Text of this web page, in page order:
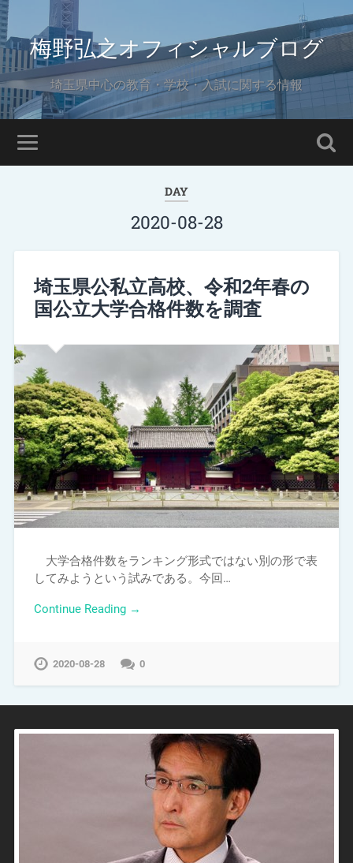
梅野弘之オフィシャルブログ
埼玉県中心の教育・学校・入試に関する情報
DAY
2020-08-28
埼玉県公私立高校、令和2年春の
国公立大学合格件数を調査
大学合格件数をランキング形式ではない別の形で表
してみようという試みである。今回…
Continue Reading →
2020-08-28 0